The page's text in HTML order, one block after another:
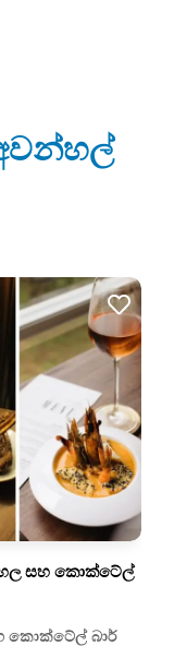
සහ කොක්ටේල්
කොක්ටේල් බාර්